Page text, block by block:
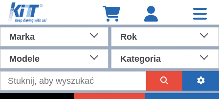
Marka Rok
Modele Kategoria